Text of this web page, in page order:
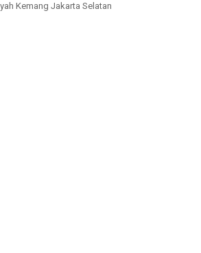
Kemang Jakarta Selatan